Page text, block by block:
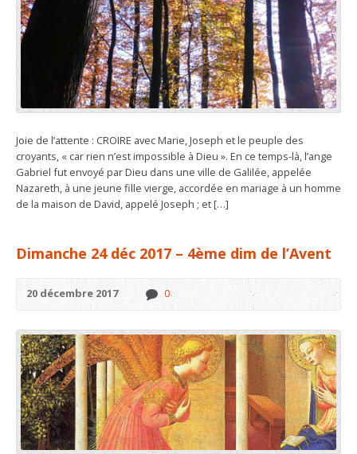
Joie de l’attente : CROIRE avec Marie, Joseph et le peuple des
croyants, « car rien n’est impossible à Dieu ». En ce temps-là, l’ange
Gabriel fut envoyé par Dieu dans une ville de Galilée, appelée
Nazareth, à une jeune fille vierge, accordée en mariage à un homme
de la maison de David, appelé Joseph ; et […]
Dimanche 24 déc 2017 – 4ème dim de l’Avent
20 décembre 2017 0